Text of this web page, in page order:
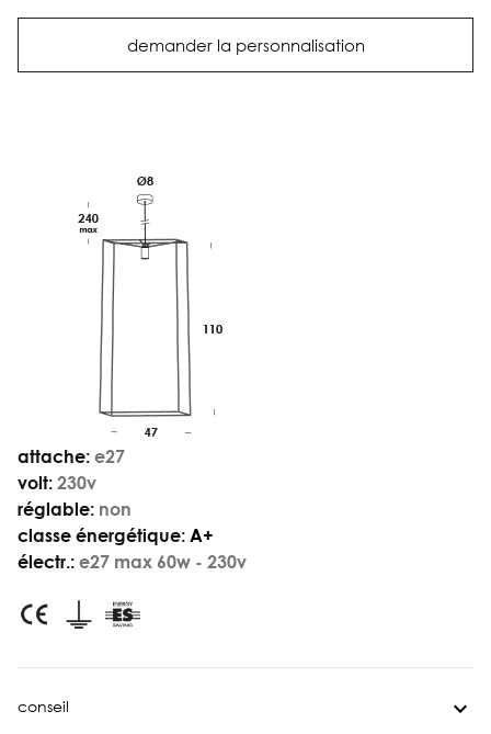
demander la personnalisation
attache: e27
volt: 230v
réglable: non
classe énergétique: A+
électr.: e27 max 60w - 230v
conseil